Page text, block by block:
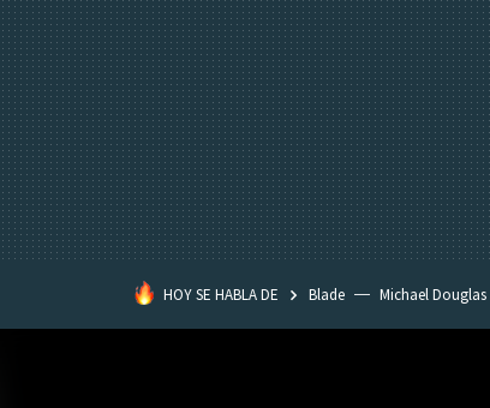
HOY SE HABLA DE Blade Michael Douglas